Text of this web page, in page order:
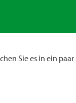
Sie es in ein